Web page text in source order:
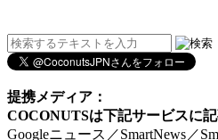
提携メディア：
COCONUTSは下記サービスに
Googleニュース／SmartNews／